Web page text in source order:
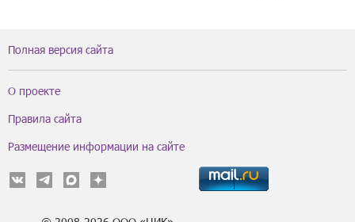
Полная версия сайта
О проекте
Правила сайта
Размещение информации на сайте